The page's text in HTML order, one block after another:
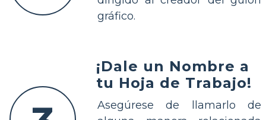
gráfico.
¡Dale un Nombre a
tu Hoja de Trabajo!
Asegúrese de llamarlo de